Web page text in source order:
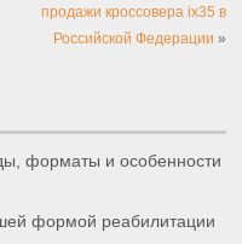
продажи кроссовера ix35 в
Российской Федерации »
форматы и особенности
формой реабилитации